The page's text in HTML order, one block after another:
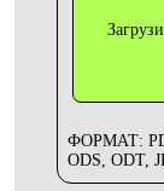
ФОРМАТ:
ODS, ODT,